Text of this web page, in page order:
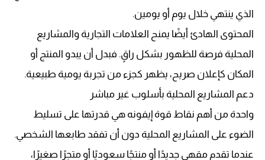
الذي ينتهي خلال يوم أو يومين.
المحتوى الهادئ أيضًا يمنح العلامات التجارية والمشاريع
المحلية فرصة للظهور بشكل راقٍ. فبدل أن يبدو المنتج أو
المكان كإعلان صريح، يظهر كجزء من تجربة يومية طبيعية.
دعم المشاريع المحلية بأسلوب غير مباشر
واحدة من أهم نقاط قوة إيفونه هي قدرتها على تسليط
الضوء على المشاريع المحلية دون أن تفقد طابعها الشخصي.
عندما تقدم مقهى جديدًا أو منتجًا سعوديًا أو متجرًا صغيرًا،